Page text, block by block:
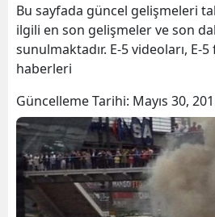
Bu sayfada güncel gelişmeleri
ilgili en son gelişmeler ve son
sunulmaktadır. E-5 videoları, E-
haberleri
Güncelleme Tarihi: Mayıs 30,